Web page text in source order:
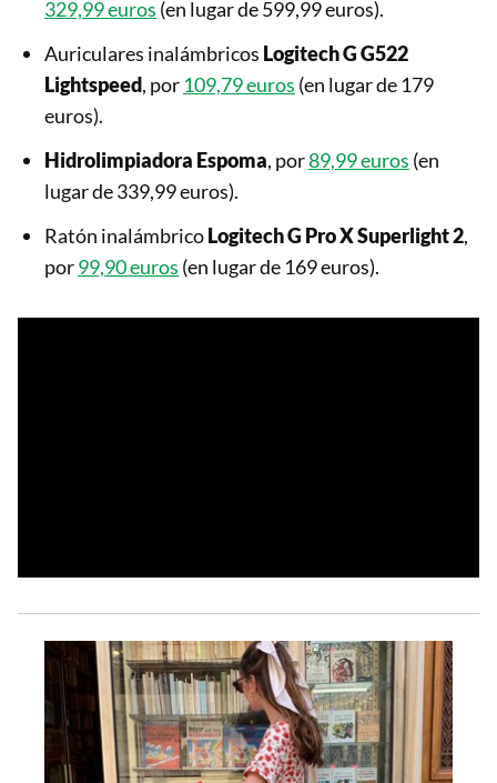
329,99 euros (en lugar de 599,99 euros).
Auriculares inalámbricos Logitech G G522
Lightspeed, por 109,79 euros (en lugar de 179
euros).
Hidrolimpiadora Espoma, por89,99 euros (en
lugar de 339,99 euros).
Ratón inalámbricoLogitech G Pro X Superlight 2,
por99,90 euros (en lugar de 169 euros).